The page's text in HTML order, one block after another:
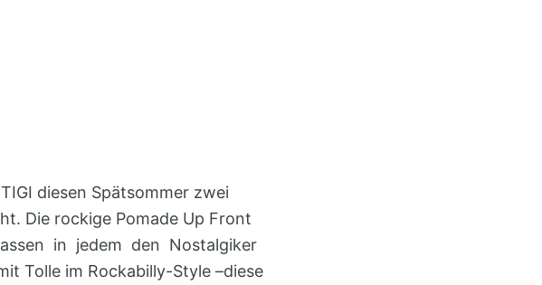
diesen Spätsommer zwei
Die rockige Pomade Up Front
in jedem den Nostalgiker
Tolle im Rockabilly-Style –diese